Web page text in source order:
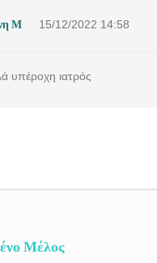
Μ 15/12/2022 14:58
υπέροχη ιατρός
Μέλος